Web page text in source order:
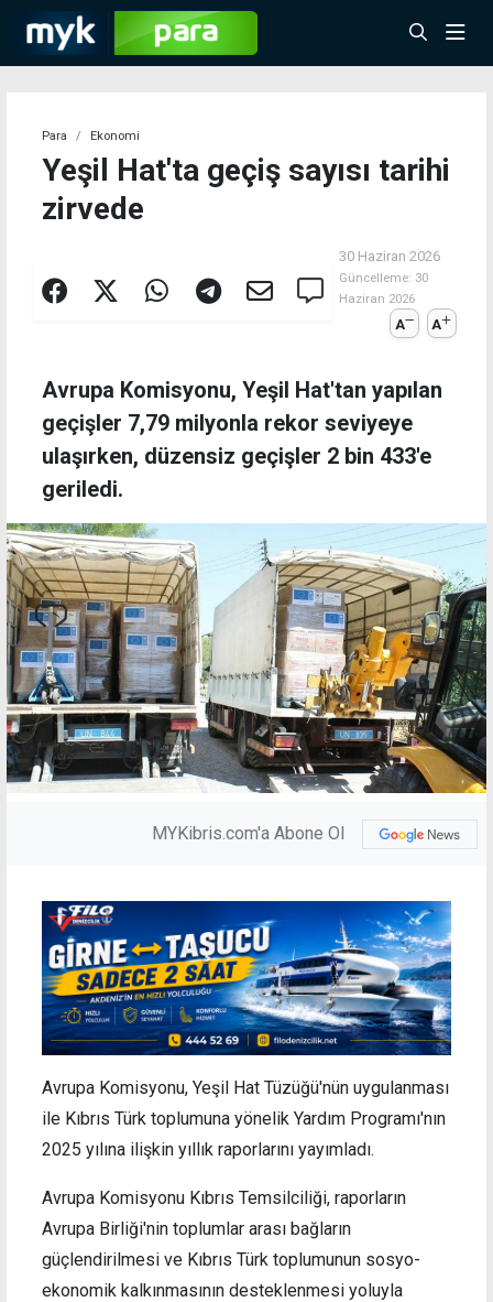
Para Ekonomi
Yeşil Hat'ta geçiş sayısı tarihi
zirvede
30 Haziran 2026
Güncelleme: 30
Haziran 2026
A A
Avrupa Komisyonu, Yeşil Hat'tan yapılan
geçişler 7,79 milyonla rekor seviyeye
ulaşırken, düzensiz geçişler 2 bin 433'e
geriledi.
MYKibris.com'a Abone Ol
Avrupa Komisyonu, Yeşil Hat Tüzüğü'nün uygulanması
ile Kıbrıs Türk toplumuna yönelik Yardım Programı'nın
2025 yılına ilişkin yıllık raporlarını yayımladı.
Avrupa Komisyonu Kıbrıs Temsilciliği, raporların
Avrupa Birliği'nin toplumlar arası bağların
güçlendirilmesi ve Kıbrıs Türk toplumunun sosyo-
ekonomik kalkınmasının desteklenmesi yoluyla